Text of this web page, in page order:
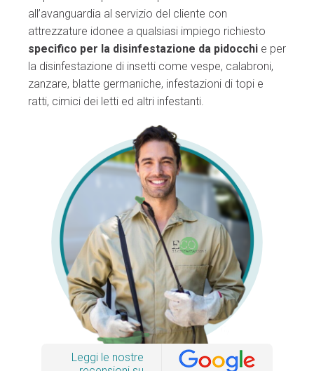
all’avanguardia al servizio del cliente con
attrezzature idonee a qualsiasi impiego richiesto
specifico per la disinfestazione da pidocchi e per
la disinfestazione di insetti come vespe, calabroni,
zanzare, blatte germaniche, infestazioni di topi e
ratti, cimici dei letti ed altri infestanti.
Leggi le nostre